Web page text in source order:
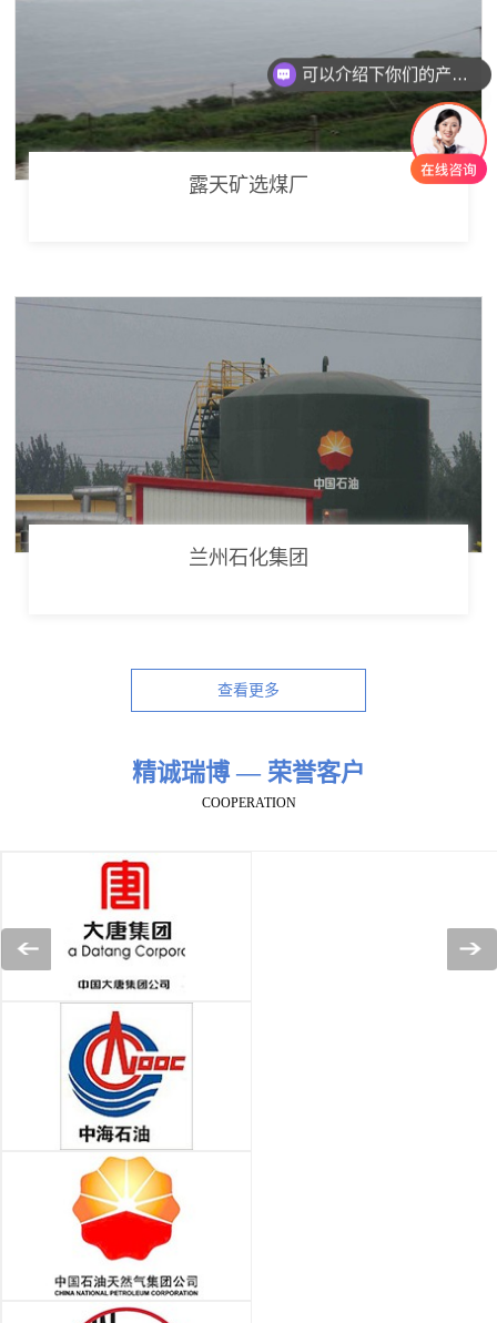
露天矿选煤厂
兰州石化集团
查看更多
精诚瑞博 — 荣誉客户
COOPERATION
你们是怎么收费的呢